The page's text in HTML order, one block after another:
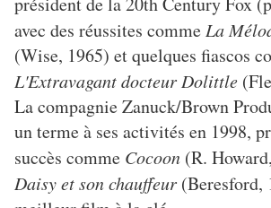
avec des réussites comme La
(Wise, 1965) et quelques fiascos
L'Extravagant docteur Dolittle
La compagnie Zanuck/Brown
un terme à ses activités en 1998,
succès comme Cocoon (R.
Daisy et son chauffeur (Beresford,